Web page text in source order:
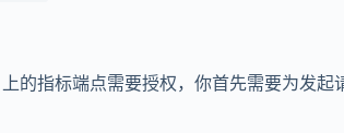
的指标端点需要授权，你首先需要为发起